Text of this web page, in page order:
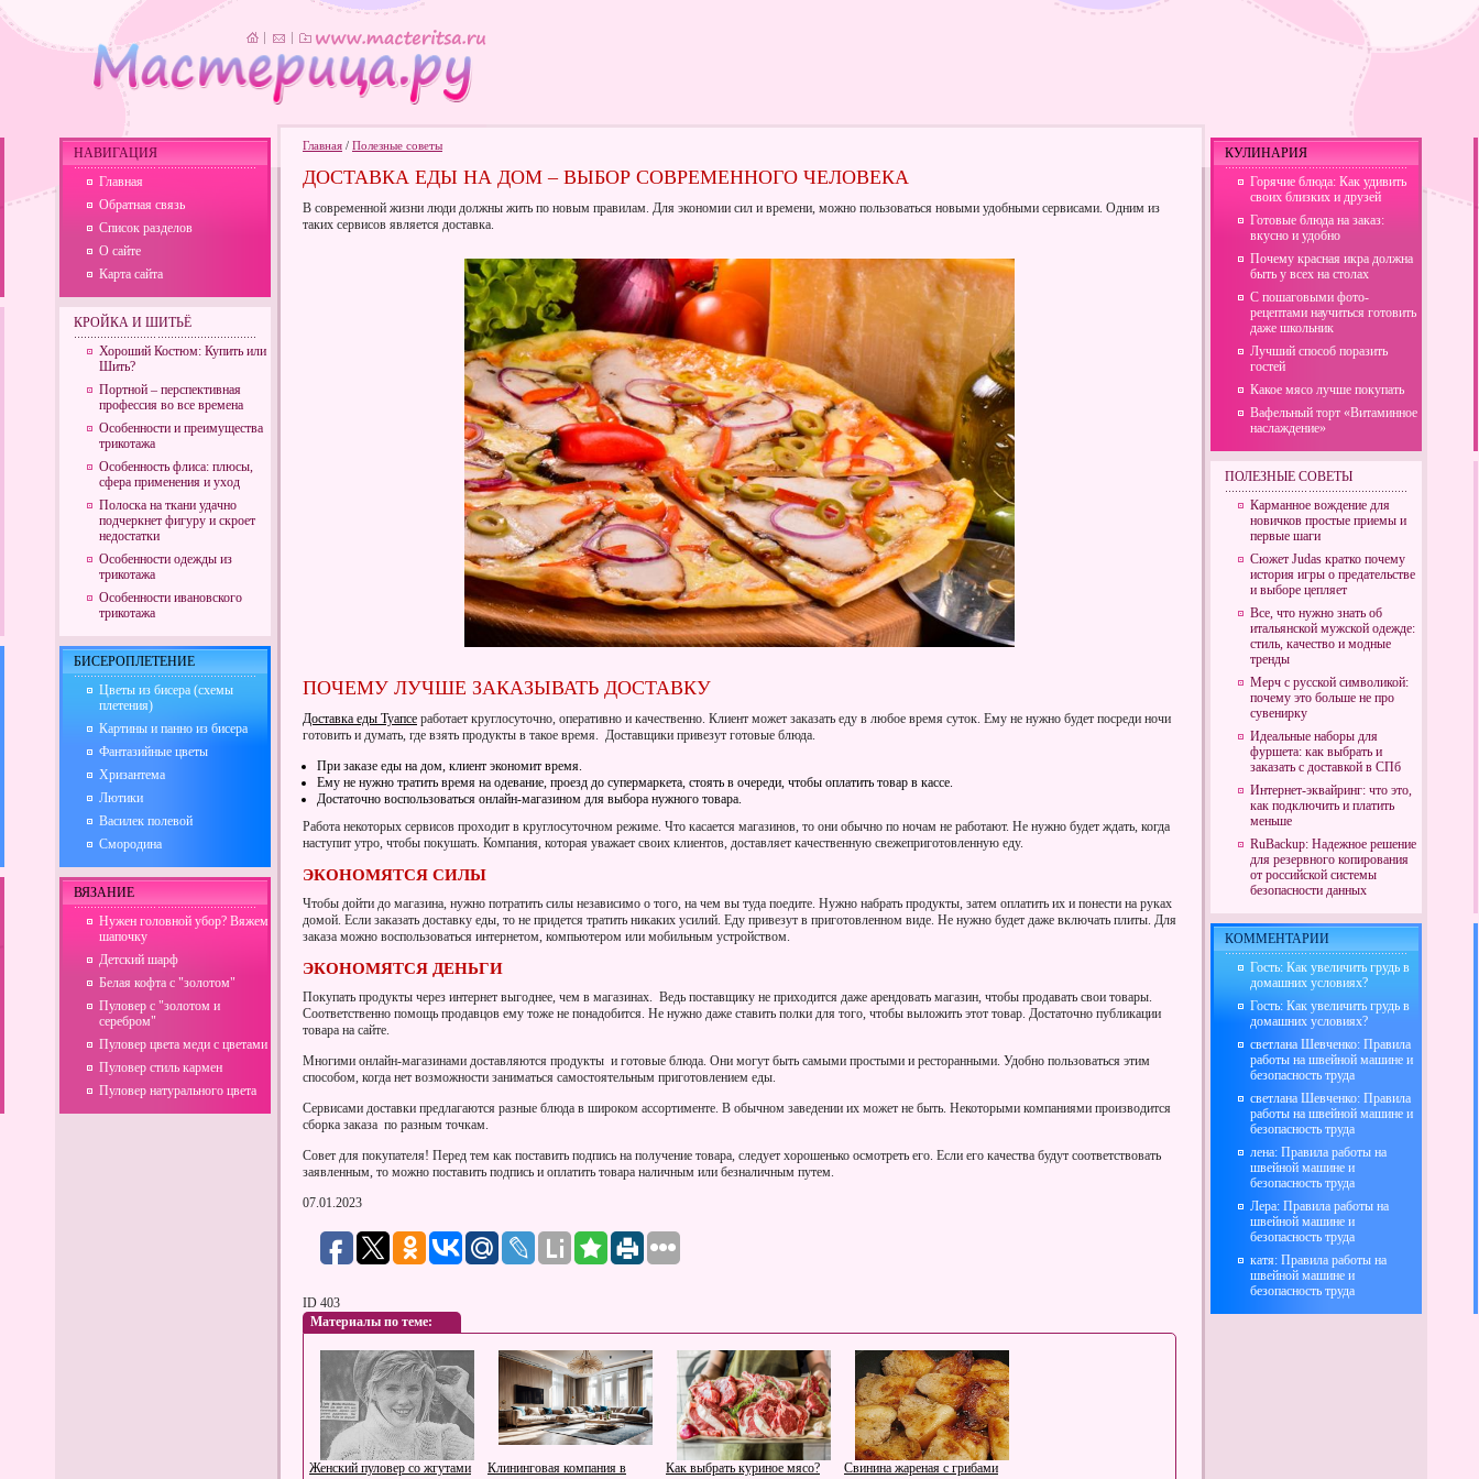
Главная / Полезные советы
ДОСТАВКА ЕДЫ НА ДОМ – ВЫБОР СОВРЕМЕННОГО ЧЕЛОВЕКА
В современной жизни люди должны жить по новым правилам. Для экономии сил и времени, можно пользоваться новыми удобными сервисами. Одним из
таких сервисов является доставка.
ПОЧЕМУ ЛУЧШЕ ЗАКАЗЫВАТЬ ДОСТАВКУ
Доставка еды Туапсе работает круглосуточно, оперативно и качественно. Клиент может заказать еду в любое время суток. Ему не нужно будет посреди ночи
готовить и думать, где взять продукты в такое время. Доставщики привезут готовые блюда.
При заказе еды на дом, клиент экономит время.
Ему не нужно тратить время на одевание, проезд до супермаркета, стоять в очереди, чтобы оплатить товар в кассе.
Достаточно воспользоваться онлайн-магазином для выбора нужного товара.
Работа некоторых сервисов проходит в круглосуточном режиме. Что касается магазинов, то они обычно по ночам не работают. Не нужно будет ждать, когда
наступит утро, чтобы покушать. Компания, которая уважает своих клиентов, доставляет качественную свежеприготовленную еду.
ЭКОНОМЯТСЯ СИЛЫ
Чтобы дойти до магазина, нужно потратить силы независимо о того, на чем вы туда поедите. Нужно набрать продукты, затем оплатить их и понести на руках
домой. Если заказать доставку еды, то не придется тратить никаких усилий. Еду привезут в приготовленном виде. Не нужно будет даже включать плиты. Для
заказа можно воспользоваться интернетом, компьютером или мобильным устройством.
ЭКОНОМЯТСЯ ДЕНЬГИ
Покупать продукты через интернет выгоднее, чем в магазинах. Ведь поставщику не приходится даже арендовать магазин, чтобы продавать свои товары.
Соответственно помощь продавцов ему тоже не понадобится. Не нужно даже ставить полки для того, чтобы выложить этот товар. Достаточно публикации
товара на сайте.
Многими онлайн-магазинами доставляются продукты и готовые блюда. Они могут быть самыми простыми и ресторанными. Удобно пользоваться этим
способом, когда нет возможности заниматься самостоятельным приготовлением еды.
Сервисами доставки предлагаются разные блюда в широком ассортименте. В обычном заведении их может не быть. Некоторыми компаниями производится
сборка заказа по разным точкам.
Совет для покупателя! Перед тем как поставить подпись на получение товара, следует хорошенько осмотреть его. Если его качества будут соответствовать
заявленным, то можно поставить подпись и оплатить товара наличным или безналичным путем.
07.01.2023
ID 403
Материалы по теме:
Женский пуловер со жгутами
Клининговая компания в
Как выбрать куриное мясо? Свинина жареная с грибами
НАВИГАЦИЯ
Главная
Обратная связь
Список разделов
О сайте
Карта сайта
КРОЙКА И ШИТЬЁ
Хороший Костюм: Купить или
Шить?
Портной – перспективная
профессия во все времена
Особенности и преимущества
трикотажа
Особенность флиса: плюсы,
сфера применения и уход
Полоска на ткани удачно
подчеркнет фигуру и скроет
недостатки
Особенности одежды из
трикотажа
Особенности ивановского
трикотажа
БИСЕРОПЛЕТЕНИЕ
Цветы из бисера (схемы
плетения)
Картины и панно из бисера
Фантазийные цветы
Хризантема
Лютики
Василек полевой
Смородина
ВЯЗАНИЕ
Нужен головной убор? Вяжем
шапочку
Детский шарф
Белая кофта с "золотом"
Пуловер с "золотом и
серебром"
Пуловер цвета меди с цветами
Пуловер стиль кармен
Пуловер натурального цвета
КУЛИНАРИЯ
Горячие блюда: Как удивить
своих близких и друзей
Готовые блюда на заказ:
вкусно и удобно
Почему красная икра должна
быть у всех на столах
С пошаговыми фото-
рецептами научиться готовить
даже школьник
Лучший способ поразить
гостей
Какое мясо лучше покупать
Вафельный торт «Витаминное
наслаждение»
ПОЛЕЗНЫЕ СОВЕТЫ
Карманное вождение для
новичков простые приемы и
первые шаги
Сюжет Judas кратко почему
история игры о предательстве
и выборе цепляет
Все, что нужно знать об
итальянской мужской одежде:
стиль, качество и модные
тренды
Мерч с русской символикой:
почему это больше не про
сувенирку
Идеальные наборы для
фуршета: как выбрать и
заказать с доставкой в СПб
Интернет-эквайринг: что это,
как подключить и платить
меньше
RuBackup: Надежное решение
для резервного копирования
от российской системы
безопасности данных
КОММЕНТАРИИ
Гость: Как увеличить грудь в
домашних условиях?
Гость: Как увеличить грудь в
домашних условиях?
светлана Шевченко: Правила
работы на швейной машине и
безопасность труда
светлана Шевченко: Правила
работы на швейной машине и
безопасность труда
лена: Правила работы на
швейной машине и
безопасность труда
Лера: Правила работы на
швейной машине и
безопасность труда
катя: Правила работы на
швейной машине и
безопасность труда